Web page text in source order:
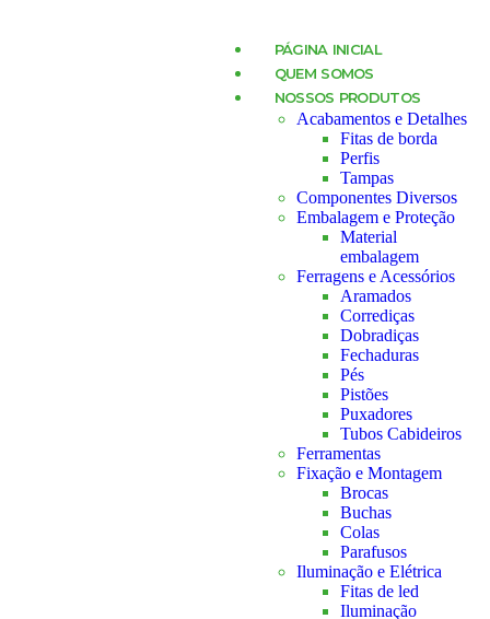
PÁGINA INICIAL
QUEM SOMOS
NOSSOS PRODUTOS
Acabamentos e Detalhes
Fitas de borda
Perfis
Tampas
Componentes Diversos
Embalagem e Proteção
Material
embalagem
Ferragens e Acessórios
Aramados
Corrediças
Dobradiças
Fechaduras
Pés
Pistões
Puxadores
Tubos Cabideiros
Ferramentas
Fixação e Montagem
Brocas
Buchas
Colas
Parafusos
Iluminação e Elétrica
Fitas de led
Iluminação